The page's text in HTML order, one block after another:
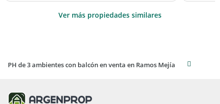
Ver más propiedades similares
PH de 3 ambientes con balcón en venta en Ramos Mejía